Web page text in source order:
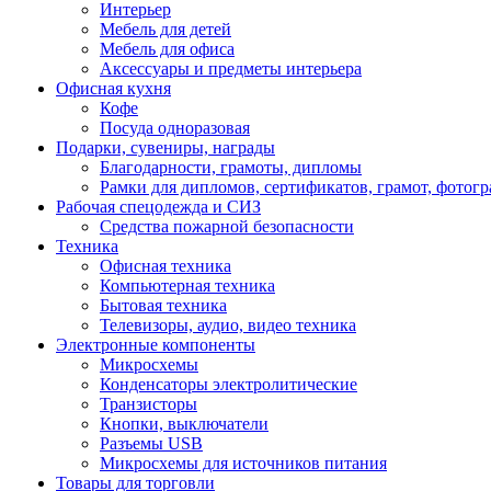
Интерьер
Мебель для детей
Мебель для офиса
Аксессуары и предметы интерьера
Офисная кухня
Кофе
Посуда одноразовая
Подарки, сувениры, награды
Благодарности, грамоты, дипломы
Рамки для дипломов, сертификатов, грамот,
Рабочая спецодежда и СИЗ
Средства пожарной безопасности
Техника
Офисная техника
Компьютерная техника
Бытовая техника
Телевизоры, аудио, видео техника
Электронные компоненты
Микросхемы
Конденсаторы электролитические
Транзисторы
Кнопки, выключатели
Разъемы USB
Микросхемы для источников питания
Товары для торговли